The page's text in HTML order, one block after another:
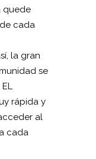
quede
cada
la gran
se
rápida y
al
cada